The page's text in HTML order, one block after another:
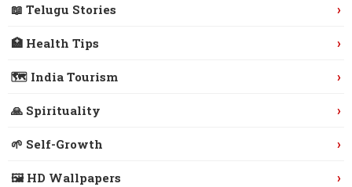
📖 Telugu Stories ›
🏥 Health Tips ›
🗺️ India Tourism ›
🙏 Spirituality ›
🌱 Self-Growth ›
🖼️ HD Wallpapers ›